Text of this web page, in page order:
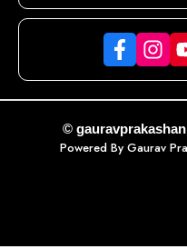
©
Powered By Gaurav